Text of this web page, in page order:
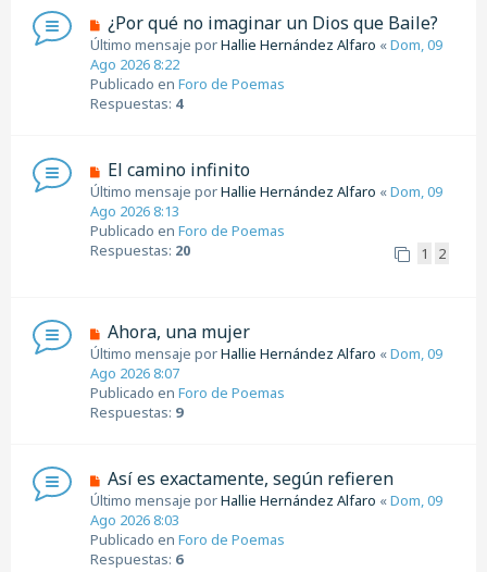
s
a
j
e
N
u
e
v
o
s
a
j
e
¿Por qué no imaginar un Dios que Baile?
Último mensaje porHallie Hernández Alfaro «Dom, 09
Ago 2026 8:22
Publicado en Foro de Poemas
Respuestas: 4
N
u
e
v
o
a
j
e
El camino infinito
Último mensaje porHallie Hernández Alfaro «Dom, 09
Ago 2026 8:13
Publicado en Foro de Poemas
Respuestas: 20 1 2
N
u
e
v
o
s
a
j
e
Ahora, una mujer
Último mensaje porHallie Hernández Alfaro «Dom, 09
Ago 2026 8:07
Publicado en Foro de Poemas
Respuestas: 9
N
u
e
v
o
Así es exactamente, según refieren
Último mensaje porHallie Hernández Alfaro «Dom, 09
Ago 2026 8:03
Publicado en Foro de Poemas
Respuestas: 6